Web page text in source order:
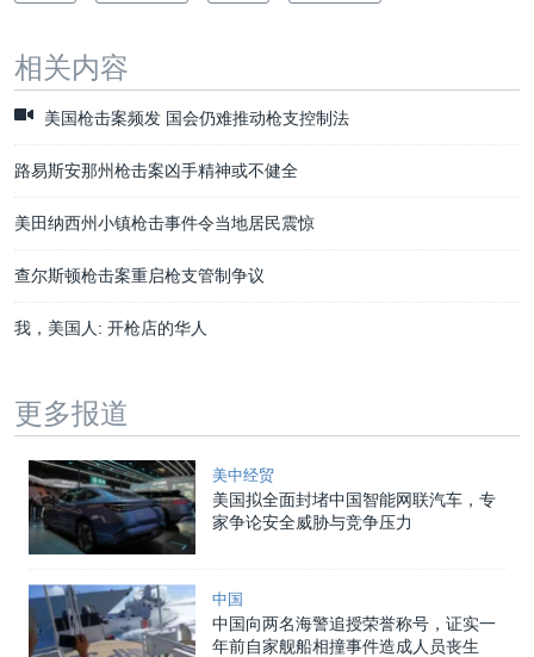
相关内容
美国枪击案频发 国会仍难推动枪支控制法
路易斯安那州枪击案凶手精神或不健全
美田纳西州小镇枪击事件令当地居民震惊
查尔斯顿枪击案重启枪支管制争议
我，美国人: 开枪店的华人
更多报道
美中经贸
美国拟全面封堵中国智能网联汽车，专
家争论安全威胁与竞争压力
中国
中国向两名海警追授荣誉称号，证实一
年前自家舰船相撞事件造成人员丧生